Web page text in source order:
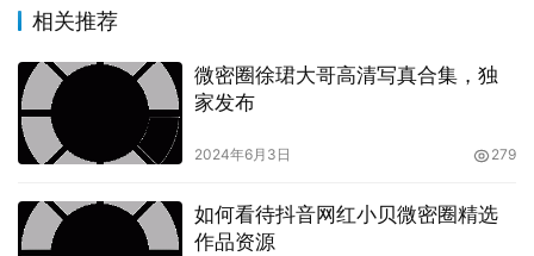
的领域。通过这份珍贵的资源下载，您将发现霸王兽背后的
作用。
相关推荐
微密圈徐珺大哥高清写真合集，独
家发布
2024年6月3日 279
如何看待抖音网红小贝微密圈精选
作品资源